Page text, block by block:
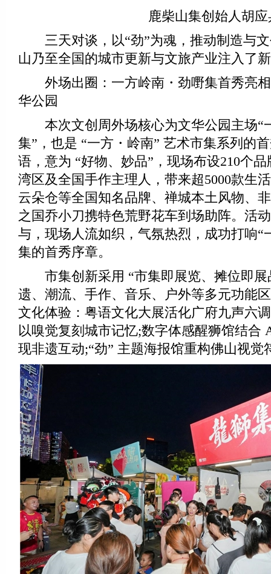
鹿柴山集创始人胡应
三天对谈，以“劲”为魂，推动制造与文
山乃至全国的城市更新与文旅产业注入了
外场出圈：一方岭南・劲嘢集首秀亮相
华公园
本次文创周外场核心为文华公园主场“
集”，也是 “一方・岭南” 艺术市集系列的
语，意为 “好物、妙品”，现场布设210个
湾区及全国手作主理人，带来超5000款生
云朵仓等全国知名品牌、禅城本土风物、
之国乔小刀携特色荒野花车到场助阵。活
与，现场人流如织，气氛热烈，成功打响“
集的首秀序章。
市集创新采用 “市集即展览、摊位即展
遗、潮流、手作、音乐、户外等多元功能
文化体验：粤语文化大展活化广府九声六
以嗅觉复刻城市记忆;数字体感醒狮馆结合
现非遗互动;“劲” 主题海报馆重构佛山视觉